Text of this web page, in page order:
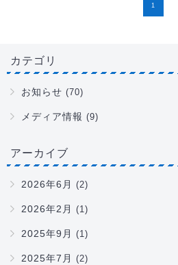
1
カテゴリ
お知らせ (70)
メディア情報 (9)
アーカイブ
2026年6月 (2)
2026年2月 (1)
2025年9月 (1)
2025年7月 (2)